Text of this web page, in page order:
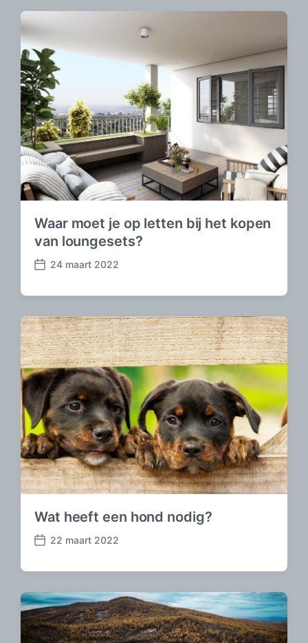
i
c
h
t
d
a
t
u
m
Waar moet je op letten bij het kopen
van loungesets?
B
i
c
h
t
d
a
t
u
m
24 maart 2022
Wat heeft een hond nodig?
B
i
c
h
t
22 maart 2022